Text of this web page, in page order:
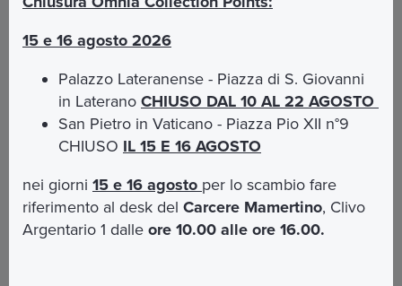
Sono predisposte specifiche informative privacy per
l’organizzazione e la partecipazione ai viaggi e
pellegrinaggi.
Per esercitare i tuoi diritti puoi rivolgerti all’Opera Romana
Pellegrinaggi alla mailprivacyorp@orpnet.org
Di seguito la descrizione della tipologia di dati trattati.
I sistemi informatici e le procedure software preposte al
funzionamento di questo sito acquisiscono, nel corso del
15 e 16 agosto 2026
Palazzo Lateranense - Piazza di S. Giovanni
in LateranoCHIUSO DAL 10 AL 22 AGOSTO
San Pietro in Vaticano - Piazza Pio XII n°9
CHIUSO IL 15 E 16 AGOSTO
nei giorni15 e 16 agosto per lo scambio fare
riferimento al desk delCarcere Mamertino, Clivo
Argentario 1 dalleore 10.00 alle ore 16.00.